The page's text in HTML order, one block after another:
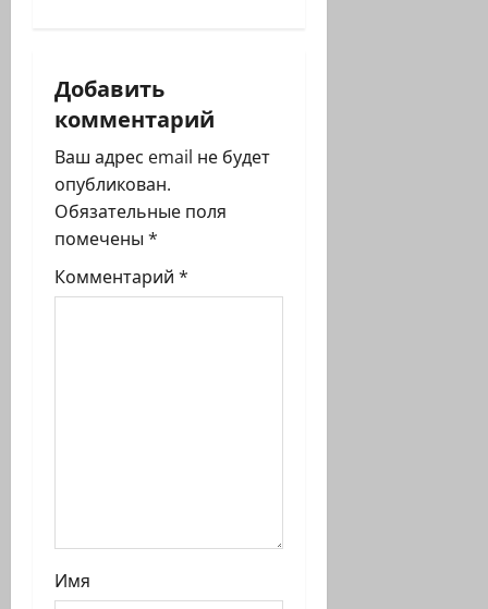
я
з
а
п
и
Добавить
комментарий
Ваш адрес email не будет
опубликован.
Обязательные поля
помечены *
Комментарий *
Имя